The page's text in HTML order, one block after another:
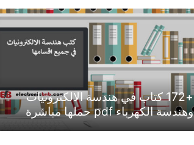
+172 كتاب في هندسة الالكترونيات
وهندسة الكهرباء pdf حملها مباشرة